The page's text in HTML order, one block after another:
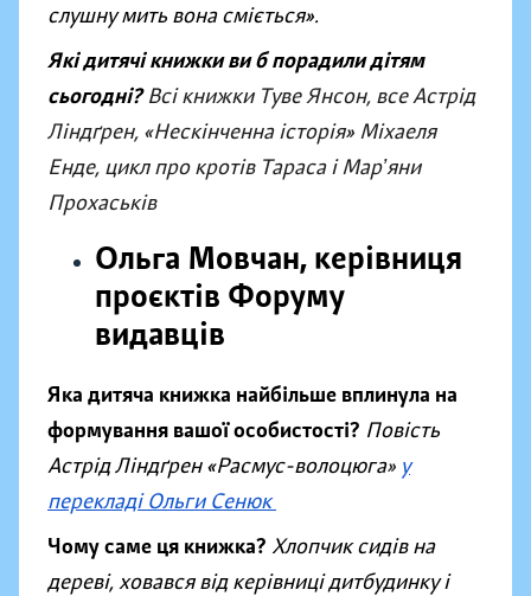
слушну мить вона сміється».
Які дитячі книжки ви б порадили дітям
сьогодні?Всі книжки Туве Янсон, все Астрід
Ліндґрен, «Нескінченна історія» Міхаеля
Енде, цикл про кротів Тараса і Марʼяни
Прохаськів
Ольга Мовчан, керівниця
проєктів Форуму
видавців
Яка дитяча книжка найбільше вплинула на
формування вашої особистості? Повість
Астрід Ліндґрен «Расмус-волоцюга» у
перекладі Ольги Сенюк
Чому саме ця книжка? Хлопчик сидів на
дереві, ховався від керівниці дитбудинку і